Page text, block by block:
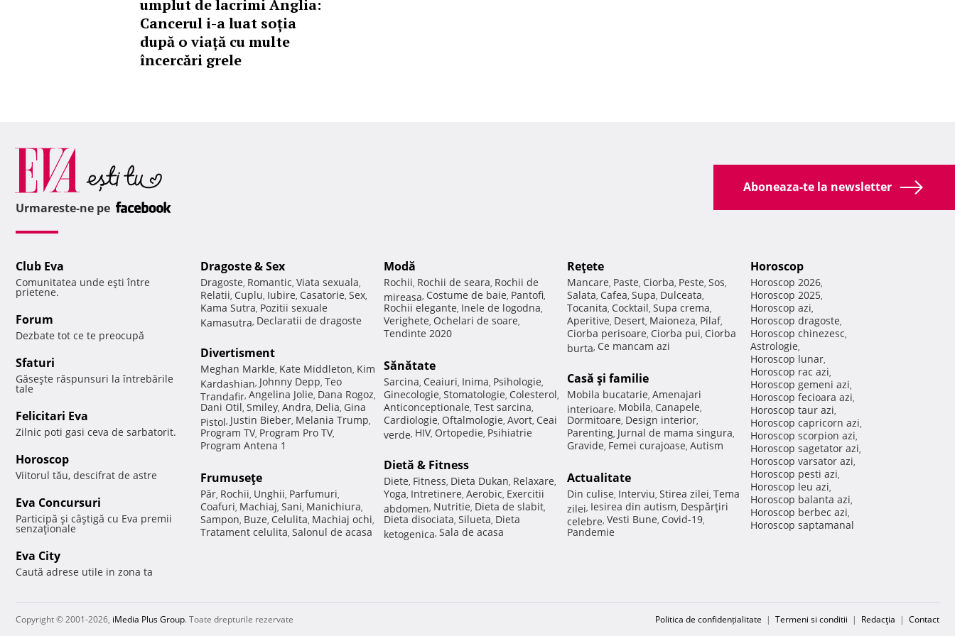
umplut de lacrimi Anglia:
Cancerul i-a luat soția
după o viață cu multe
încercări grele
Aboneaza-te la newsletter
Urmareste-ne pe
Club Eva
Comunitatea unde eşti între
prietene.
Forum
Dezbate tot ce te preocupă
Sfaturi
Găseşte răspunsuri la întrebările
tale
Felicitari Eva
Zilnic poti gasi ceva de sarbatorit.
Horoscop
Viitorul tău, descifrat de astre
Eva Concursuri
Participă şi câştigă cu Eva premii
senzaţionale
Eva City
Caută adrese utile in zona ta
Dragoste & Sex
Dragoste, Romantic, Viata sexuala,
Relatii, Cuplu, Iubire, Casatorie, Sex,
Kama Sutra, Pozitii sexuale
Kamasutra, Declaratii de dragoste
Divertisment
Meghan Markle, Kate Middleton, Kim
Kardashian, Johnny Depp, Teo
Trandafir, Angelina Jolie, Dana Rogoz,
Dani Otil, Smiley, Andra, Delia, Gina
Pistol, Justin Bieber, Melania Trump,
Program TV, Program Pro TV,
Program Antena 1
Frumuseţe
Păr, Rochii, Unghii, Parfumuri,
Coafuri, Machiaj, Sani, Manichiura,
Sampon, Buze, Celulita, Machiaj ochi,
Tratament celulita, Salonul de acasa
Modă
Rochii, Rochii de seara, Rochii de
mireasa, Costume de baie, Pantofi,
Rochii elegante, Inele de logodna,
Verighete, Ochelari de soare,
Tendinte 2020
Sănătate
Sarcina, Ceaiuri, Inima, Psihologie,
Ginecologie, Stomatologie, Colesterol,
Anticonceptionale, Test sarcina,
Cardiologie, Oftalmologie, Avort, Ceai
verde, HIV, Ortopedie, Psihiatrie
Dietă & Fitness
Diete, Fitness, Dieta Dukan, Relaxare,
Yoga, Intretinere, Aerobic, Exercitii
abdomen, Nutritie, Dieta de slabit,
Dieta disociata, Silueta, Dieta
ketogenica, Sala de acasa
Reţete
Mancare, Paste, Ciorba, Peste, Sos,
Salata, Cafea, Supa, Dulceata,
Tocanita, Cocktail, Supa crema,
Aperitive, Desert, Maioneza, Pilaf,
Ciorba perisoare, Ciorba pui, Ciorba
burta, Ce mancam azi
Casă şi familie
Mobila bucatarie, Amenajari
interioare, Mobila, Canapele,
Dormitoare, Design interior,
Parenting, Jurnal de mama singura,
Gravide, Femei curajoase, Autism
Actualitate
Din culise, Interviu, Stirea zilei, Tema
zilei, Iesirea din autism, Despărţiri
celebre, Vesti Bune, Covid-19,
Pandemie
Horoscop
Horoscop 2026,
Horoscop 2025,
Horoscop azi,
Horoscop dragoste,
Horoscop chinezesc,
Astrologie,
Horoscop lunar,
Horoscop rac azi,
Horoscop gemeni azi,
Horoscop fecioara azi,
Horoscop taur azi,
Horoscop capricorn azi,
Horoscop scorpion azi,
Horoscop sagetator azi,
Horoscop varsator azi,
Horoscop pesti azi,
Horoscop leu azi,
Horoscop balanta azi,
Horoscop berbec azi,
Horoscop saptamanal
Copyright © 2001-2026, iMedia Plus Group. Toate drepturile rezervate Politica de confidențialitate | Termeni si conditii | Redacţia | Contact